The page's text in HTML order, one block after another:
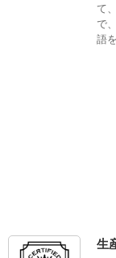
て
で
語
生